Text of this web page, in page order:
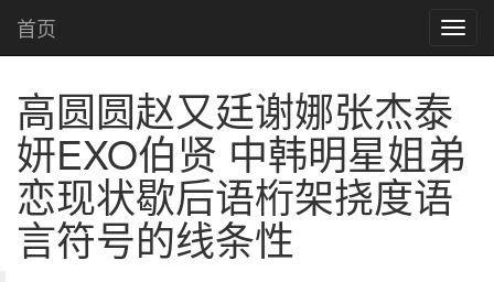
首页
高圆圆赵又廷谢娜张杰泰
妍EXO伯贤 中韩明星姐弟
恋现状歇后语桁架挠度语
言符号的线条性